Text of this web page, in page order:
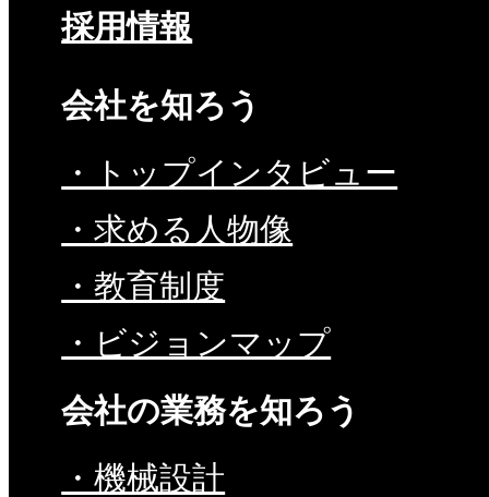
採用情報
会社を知ろう
・トップインタビュー
・求める人物像
・教育制度
・ビジョンマップ
会社の業務を知ろう
・機械設計